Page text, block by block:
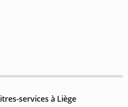
services à Liège